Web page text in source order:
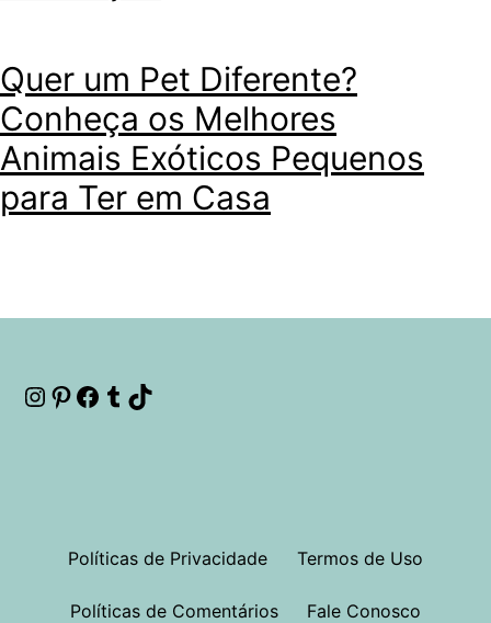
Quer um Pet Diferente?
Conheça os Melhores
Animais Exóticos Pequenos
para Ter em Casa
Instagram
Pinterest
Facebook
Tumblr
Políticas de Privacidade Termos de Uso
Políticas de Comentários Fale Conosco